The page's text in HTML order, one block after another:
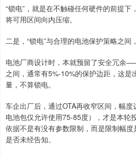
“锁电”，就是在不触碰任何硬件的前提下
将可用区间向内压缩。
二是，“锁电”与合理的电池保护策略之间
电池厂商设计时，本就预留了安全冗余
之间，通常有5%-10%的保护边距，这是
量，不算锁电。
车企出厂后，通过OTA再收窄区间，幅
电池包仅允许使用75-85度），才是本轮
依据不是有没有参数限制，而是限制幅
是否未经告知。